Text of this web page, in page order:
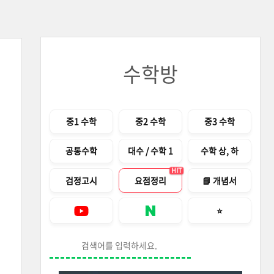
수학방
메뉴중1 수학 중2 수학 중3 수학
공통수학 대수 / 수학 1 수학 상, 하
검정고시
HIT
요점정리 📘 개념서
Youtube 네이버 블로그 즐겨찾기 안내
⭐